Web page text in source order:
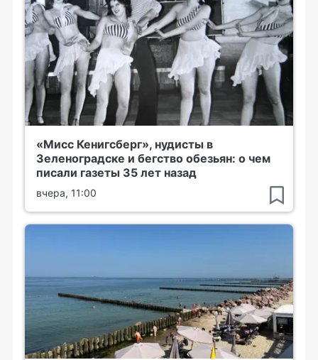
«Мисс Кенигсберг», нудисты в
Зеленоградске и бегство обезьян: о чем
писали газеты 35 лет назад
вчера, 11:00